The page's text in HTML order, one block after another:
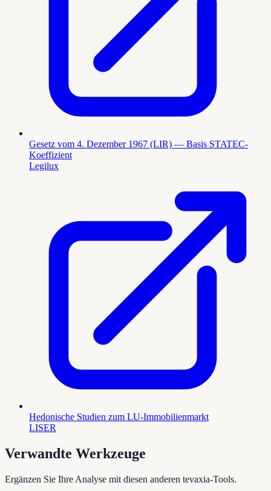
Gesetz vom 4. Dezember 1967 (LIR) — Basis STATEC-
Koeffizient
Legilux
Hedonische Studien zum LU-Immobilienmarkt
LISER
Verwandte Werkzeuge
Ergänzen Sie Ihre Analyse mit diesen anderen tevaxia-Tools.